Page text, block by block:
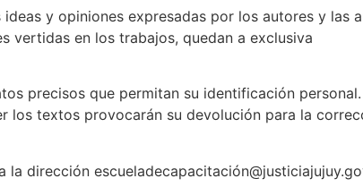
y opiniones expresadas por los autores y las
vertidas en los trabajos, quedan a exclusiva
precisos que permitan su identificación
los textos provocarán su devolución para la
dirección